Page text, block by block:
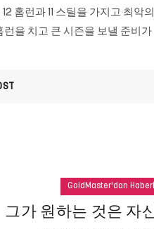
홈런과 11 스틸을 가지고 최
런을 치고 큰 시즌을 보낼 준비
GoldMaster'dan
그가 원하는 것은 자